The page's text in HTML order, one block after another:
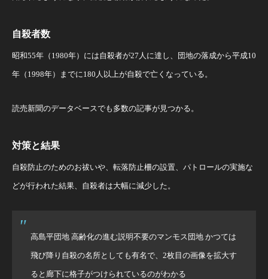
自殺者数
昭和55年（1980年）には自殺者が27人に達し、団地の落成から平成10
年（1998年）までに180人以上が自殺で亡くなっている。
読売新聞のデータベースでも多数の記事が見つかる。
対策と結果
自殺防止のためのお祓いや、転落防止柵の設置、パトロールの実施な
どが行われた結果、自殺者は大幅に減少した。
高島平団地 高齢化の進む説明不要のマンモス団地 かつては
飛び降り自殺の名所としても有名で、2枚目の画像を拡大す
ると廊下に格子がつけられているのがわかる